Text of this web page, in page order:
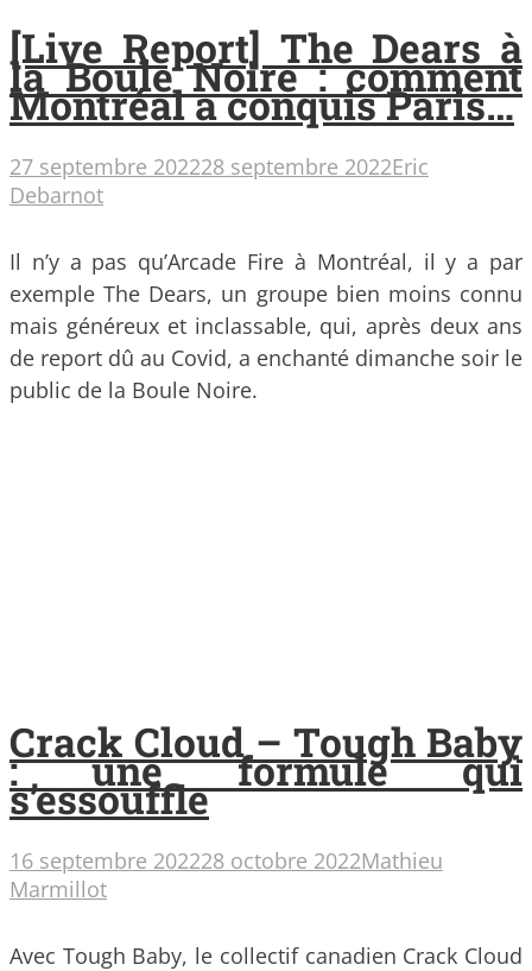
[Live Report] The Dears à
la Boule Noire : comment
Montréal a conquis Paris…
27 septembre 202228 septembre 2022Eric
Debarnot
Il n’y a pas qu’Arcade Fire à Montréal, il y a par
exemple The Dears, un groupe bien moins connu
mais généreux et inclassable, qui, après deux ans
de report dû au Covid, a enchanté dimanche soir le
public de la Boule Noire.
Crack Cloud – Tough Baby
: une formule qui
s’essouffle
16 septembre 202228 octobre 2022Mathieu
Marmillot
Avec Tough Baby, le collectif canadien Crack Cloud